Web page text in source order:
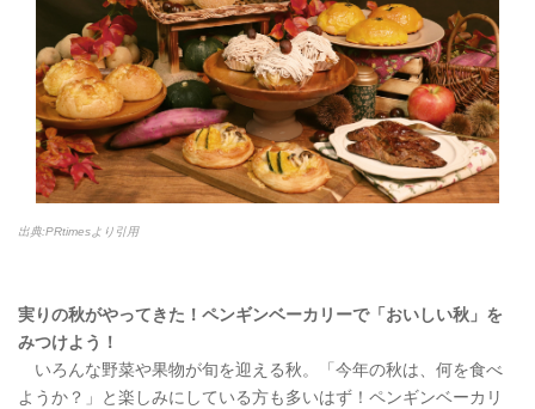
出典:PRtimesより引用
実りの秋がやってきた！ペンギンベーカリーで「おいしい秋」を
みつけよう！
いろんな野菜や果物が旬を迎える秋。「今年の秋は、何を食べ
ようか？」と楽しみにしている方も多いはず！ペンギンベーカリ